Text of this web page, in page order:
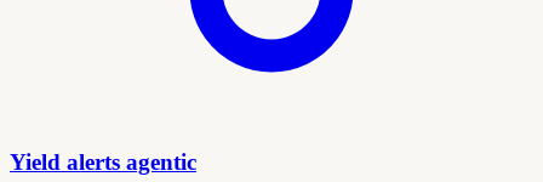
Yield alerts agentic